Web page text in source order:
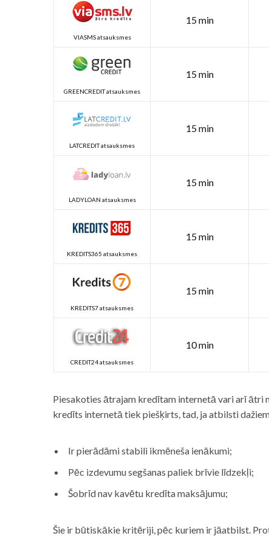
VIASMS atsauksmes
15 min
GREENCREDIT atsauksmes
15 min
LATCREDIT atsauksmes
15 min
LADYLOAN atsauksmes
15 min
KREDITS365 atsauksmes
15 min
KREDITS7 atsauksmes
15 min
CREDIT24 atsauksmes
10 min
Piesakoties ātrajam kredītam internetā vari arī ātri
kredīts internetā tiek piešķirts, tad, ja atbilsti
Ir pierādāmi stabili ikmēneša ienākumi;
Pēc izdevumu segšanas paliek brīvie līdzekļi;
Šobrīd nav kavētu kredīta maksājumu;
Šie ir būtiskākie kritēriji, pēc kuriem ir jāatbilst.